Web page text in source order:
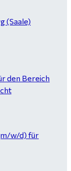
(Saale)
den Bereich
w/d) für